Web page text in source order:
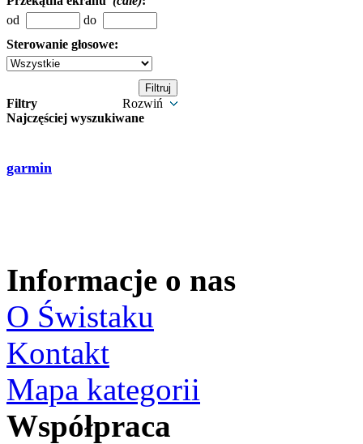
od
do
Sterowanie głosowe:
Filtry
Rozwiń
Najczęściej wyszukiwane
garmin
Informacje o nas
O Świstaku
Kontakt
Mapa kategorii
Współpraca